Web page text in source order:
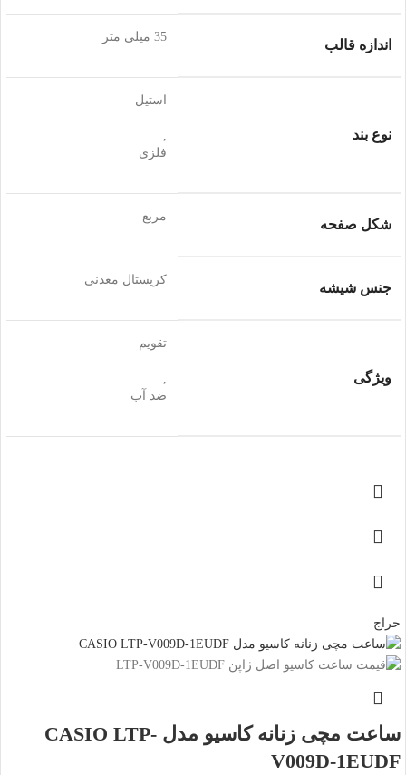
اندازه قالب
35 میلی متر
نوع بند
استیل
,
فلزی
شکل صفحه
مربع
جنس شیشه
کریستال معدنی
ویژگی
تقویم
,
ضد آب
حراج
ساعت مچی زنانه کاسیو مدل CASIO LTP-
V009D-1EUDF